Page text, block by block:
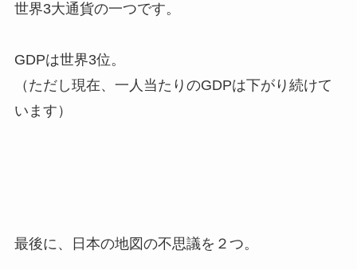
世界3大通貨の一つです。
GDPは世界3位。
（ただし現在、一人当たりのGDPは下がり続けて
います）
最後に、日本の地図の不思議を２つ。